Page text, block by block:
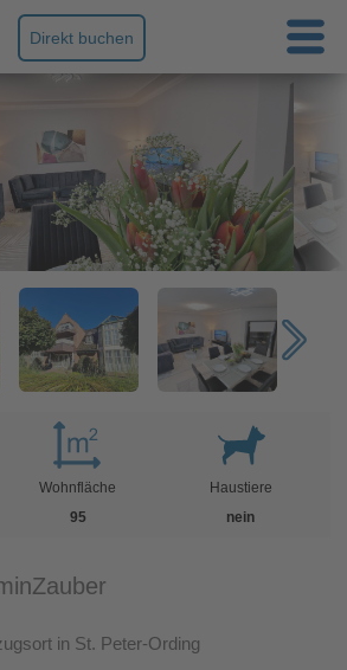
Direkt buchen
Wohnfläche
95
Haustiere
nein
in St. Peter-Ording